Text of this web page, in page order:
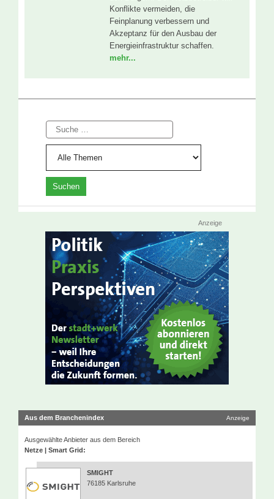
Konflikte vermeiden, die
Feinplanung verbessern und
Akzeptanz für den Ausbau der
Energieinfrastruktur schaffen.
mehr...
Suche
Anzeige
Aus dem Branchenindex Anzeige
Ausgewählte Anbieter aus dem Bereich
Netze | Smart Grid:
SMIGHT
76185 Karlsruhe